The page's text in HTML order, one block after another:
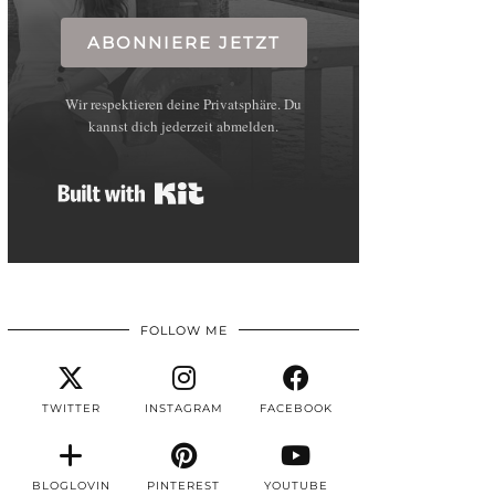
ABONNIERE JETZT
Wir respektieren deine Privatsphäre. Du
kannst dich jederzeit abmelden.
FOLLOW ME
TWITTER INSTAGRAM FACEBOOK
BLOGLOVIN PINTEREST YOUTUBE